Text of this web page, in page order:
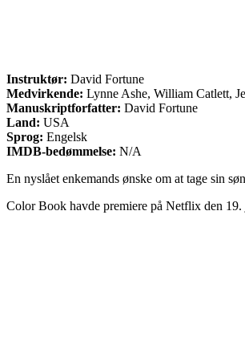
Instruktør: David Fortune
Medvirkende: Lynne Ashe, William Catlett,
Manuskriptforfatter: David Fortune
Land: USA
Sprog: Engelsk
IMDB-bedømmelse: N/A
En nyslået enkemands ønske om at tage sin
Color Book havde premiere på Netflix den